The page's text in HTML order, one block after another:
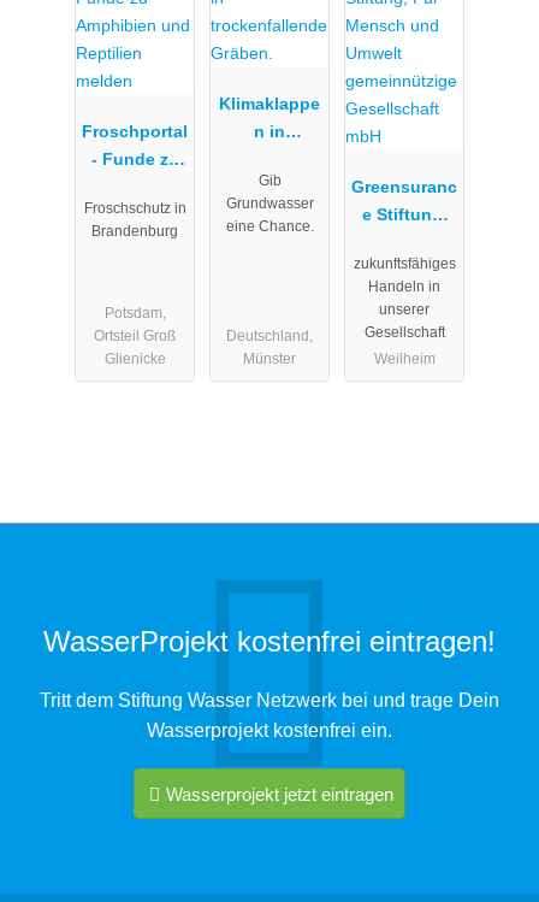
Froschportal
- Funde zu
und
Reptilien
Froschschutz in
Brandenburg
Potsdam,
Ortsteil Groß
Glienicke
Klimaklappe
n in
nde Gräben.
Gib
Grundwasser
eine Chance.
Deutschland,
Münster
Greensuranc
e Stiftung,
und Umwelt
gemeinnützi
ge
Gesellschaft
mbH
zukunftsfähiges
Handeln in
unserer
Gesellschaft
Weilheim
WasserProjekt kostenfrei eintragen!
Tritt dem Stiftung Wasser Netzwerk bei und trage Dein
Wasserprojekt kostenfrei ein.
Wasserprojekt jetzt eintragen